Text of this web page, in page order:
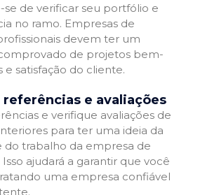
de verificar seu portfólio e
no ramo. Empresas de
devem ter um
de projetos bem-
e satisfação do cliente.
e avaliações
e verifique avaliações de
para ter uma ideia da
do trabalho da empresa de
ajudará a garantir que você
uma empresa confiável